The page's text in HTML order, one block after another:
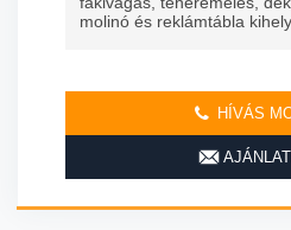
molinó és reklámtábla
HÍVÁS